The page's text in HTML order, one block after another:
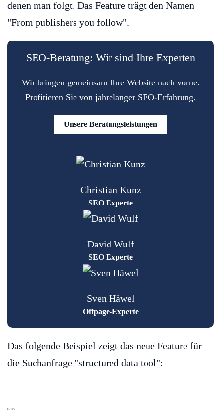
denen man folgt. Das Feature trägt den Namen
"From publishers you follow".
SEO-Beratung: Wir sind Ihre Experten
Wir bringen gemeinsam Ihre Website nach vorne.
Profitieren Sie von jahrelanger SEO-Erfahrung.
Unsere Beratungsleistungen
Christian Kunz
SEO Experte
David Wulf
SEO Experte
Sven Häwel
Offpage-Experte
Das folgende Beispiel zeigt das neue Feature für
die Suchanfrage "structured data tool":